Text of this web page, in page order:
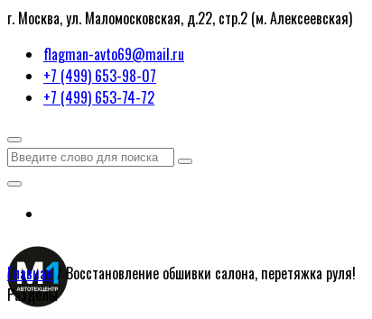
г. Москва, ул. Маломосковская, д.22, стр.2 (м. Алексеевская)
flagman-avto69@mail.ru
+7 (499) 653-98-07
+7 (499) 653-74-72
Главная/Восстановление обшивки салона, перетяжка руля!
Разделы